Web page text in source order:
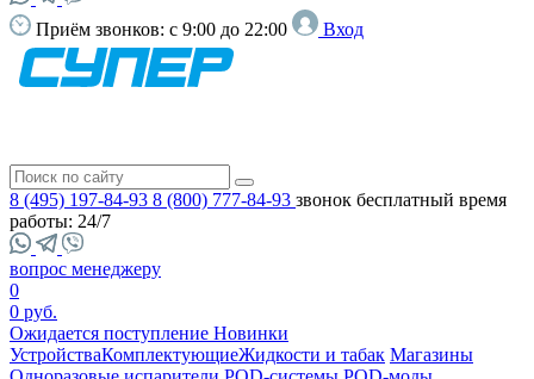
Приём звонков: с 9:00 до 22:00 Вход
8 (495) 197-84-93 8 (800) 777-84-93 звонок бесплатный время
работы: 24/7
вопрос менеджеру
0
0 руб.
Ожидается поступление Новинки
УстройстваКомплектующиеЖидкости и табак Магазины